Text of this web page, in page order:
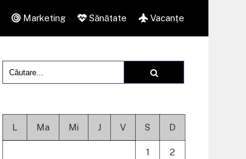
Marketing Sănătate Vacanțe
L Ma Mi J V S D
1 2